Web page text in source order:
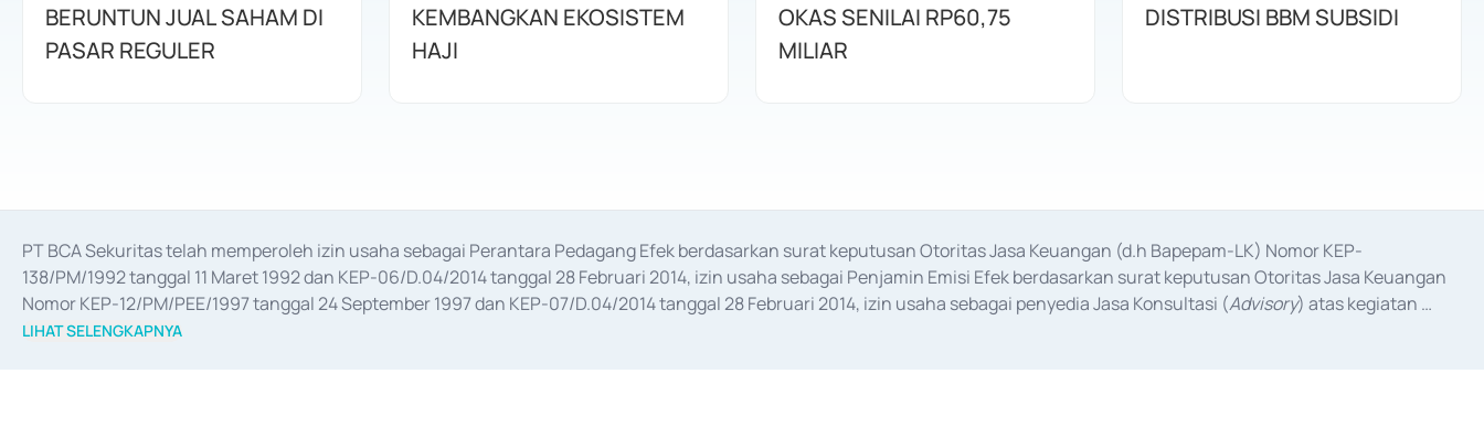
BERUNTUN JUAL SAHAM DI
PASAR REGULER
KEMBANGKAN EKOSISTEM
HAJI
OKAS SENILAI RP60,75
MILIAR
DISTRIBUSI BBM SUBSIDI
PT BCA Sekuritas telah memperoleh izin usaha sebagai Perantara Pedagang Efek berdasarkan surat keputusan Otoritas Jasa Keuangan (d.h Bapepam-LK) Nomor KEP-
138/PM/1992 tanggal 11 Maret 1992 dan KEP-06/D.04/2014 tanggal 28 Februari 2014, izin usaha sebagai Penjamin Emisi Efek berdasarkan surat keputusan Otoritas Jasa Keuangan
Nomor KEP-12/PM/PEE/1997 tanggal 24 September 1997 dan KEP-07/D.04/2014 tanggal 28 Februari 2014, izin usaha sebagai penyedia Jasa Konsultasi (Advisory) atas kegiatan
merger, akuisisi, divestasi, dan
LIHAT SELENGKAPNYA